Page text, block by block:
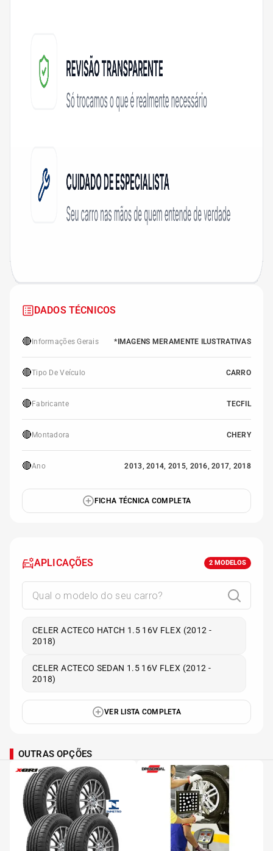
DADOS TÉCNICOS
🔴 Informações Gerais *IMAGENS MERAMENTE ILUSTRATIVAS
🔴Tipo De Veículo CARRO
🔴 Fabricante TECFIL
🔴 Montadora CHERY
🔴Ano 2013, 2014, 2015, 2016, 2017, 2018
FICHA TÉCNICA COMPLETA
APLICAÇÕES 2 MODELOS
CELER ACTECO HATCH 1.5 16V FLEX (2012 -
2018)
CELER ACTECO SEDAN 1.5 16V FLEX (2012 -
2018)
VER LISTA COMPLETA
OUTRAS OPÇÕES